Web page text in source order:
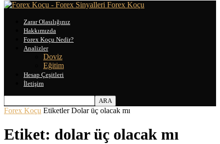
Forex Koçu
Zarar Olasılığınız
Hakkımızda
Forex Koçu Nedir?
Analizler
Doviz
Eğitim
Hesap Çeşitleri
İletişim
Forex Koçu Etiketler Dolar üç olacak mı
Etiket: dolar üç olacak mı